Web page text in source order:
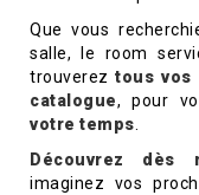
Que vous
salle, le room
trouvereztous vos
catalogue, pour
votre temps
Découvrez dès
imaginez vos